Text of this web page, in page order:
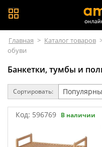
Главная > Каталог товаров
обуви
Банкетки, тумбы и
Сортировать:
Код: 596769 В наличии